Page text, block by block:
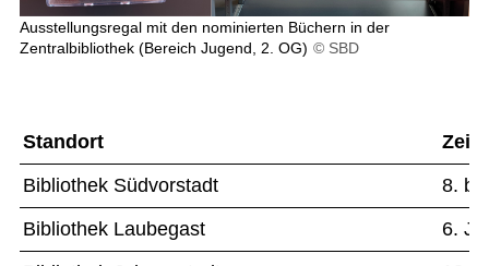
Ausstellungsregal mit den nominierten Büchern in der
Zentralbibliothek (Bereich Jugend, 2. OG) © SBD
Standort
Bibliothek Südvorstadt
8.
Bibliothek Laubegast
6.